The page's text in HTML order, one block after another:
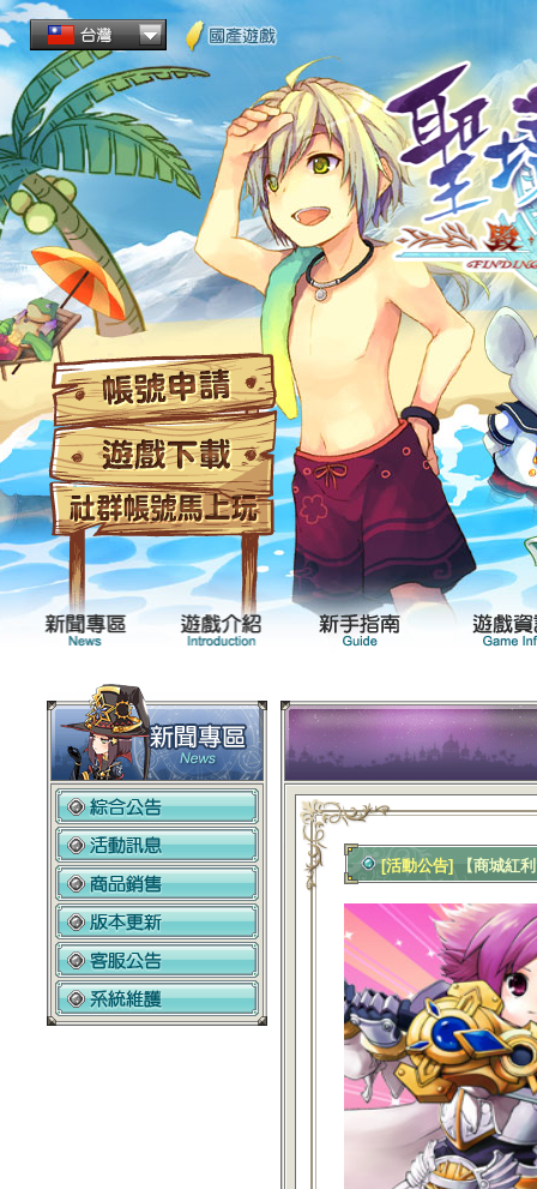
新聞專區 遊戲介紹
帳
遊
社
[活動公告] 【商城紅